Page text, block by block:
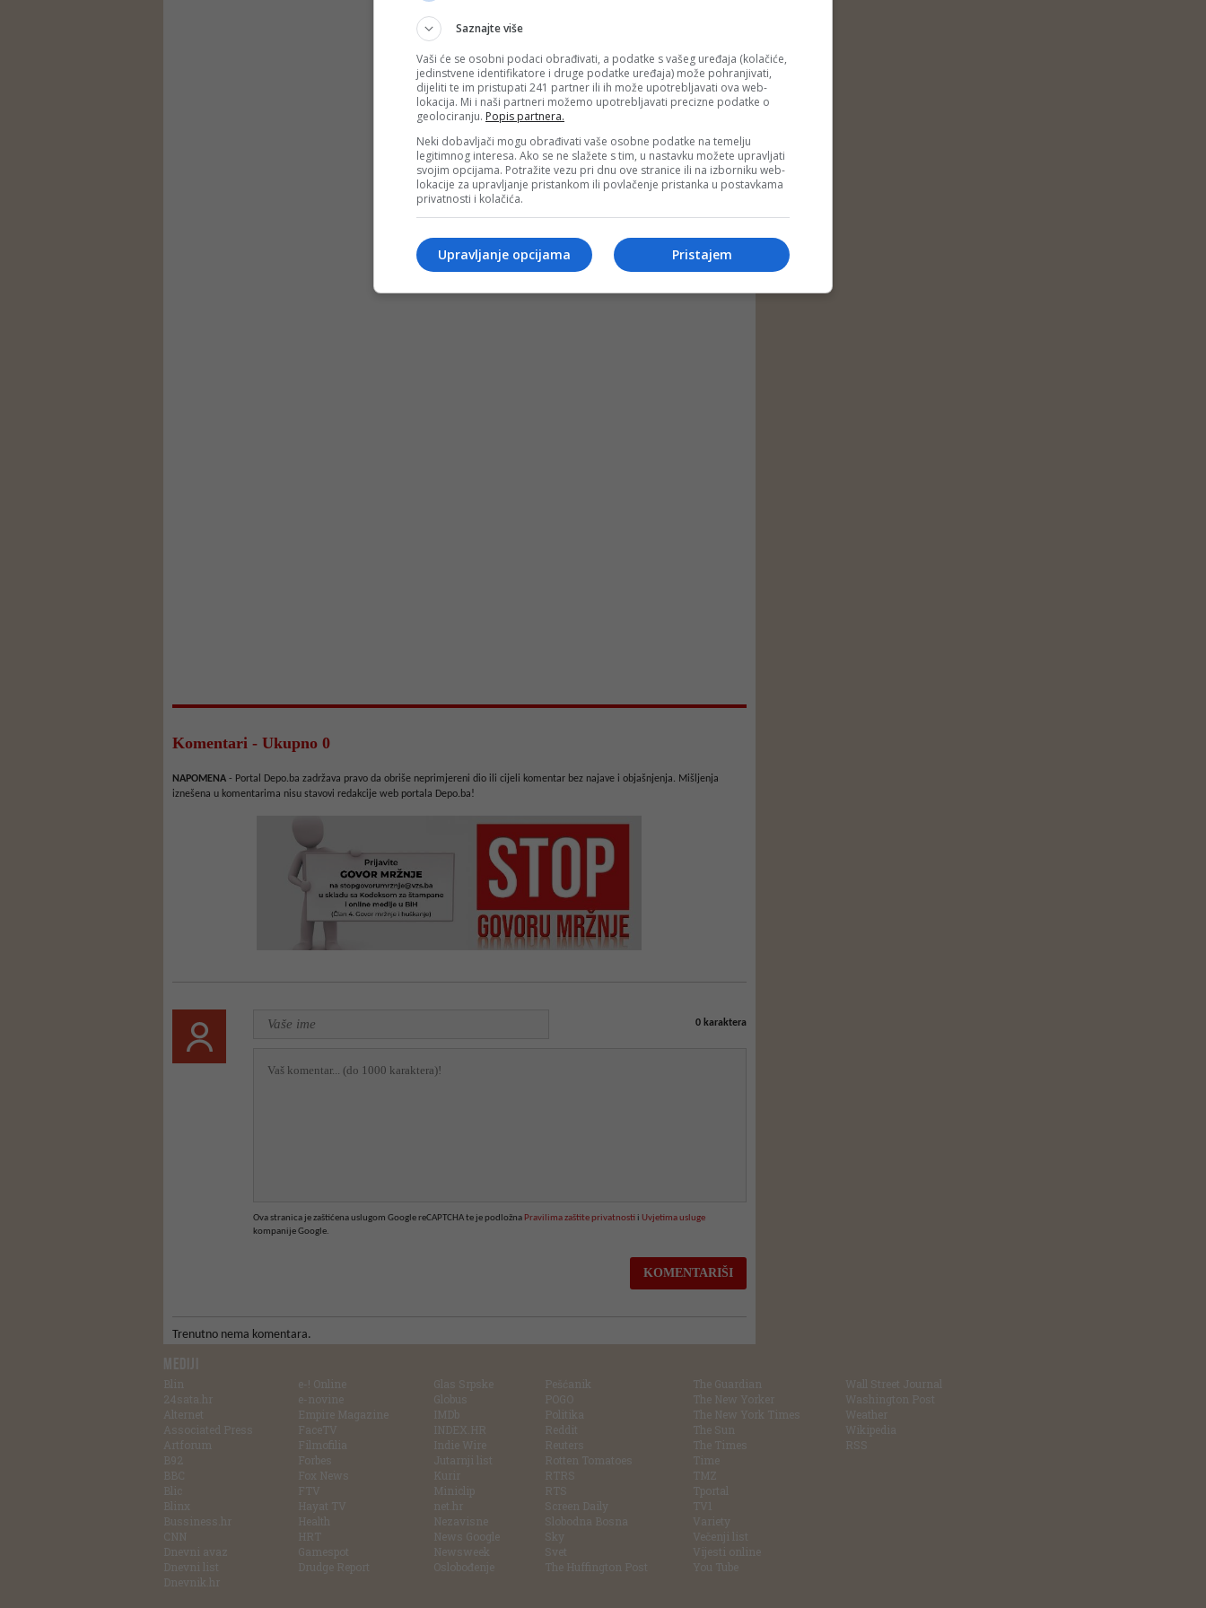
Komentari - Ukupno 0
NAPOMENA - Portal Depo.ba zadržava pravo da obriše neprimjereni dio ili cijeli komentar bez najave i objašnjenja. Mišljenja
iznešena u komentarima nisu stavovi redakcije web portala Depo.ba!
0karaktera
Ova stranica je zaštićena uslugom Google reCAPTCHA te je podložna Pravilima zaštite privatnostii Uvjetima usluge
kompanije Google.
Trenutno nema komentara.
MEDIJI
Blin
24sata.hr
Alternet
Associated Press
Artforum
B92
BBC
Blic
Blinx
Bussiness.hr
CNN
Dnevni avaz
Dnevni list
Dnevnik.hr
e-! Online
e-novine
Empire Magazine
FaceTV
Filmofilia
Forbes
Fox News
FTV
Hayat TV
Health
HRT
Gamespot
Drudge Report
Glas Srpske
Globus
IMDb
INDEX.HR
Indie Wire
Jutarnji list
Kurir
Miniclip
net.hr
Nezavisne
News Google
Newsweek
Oslobođenje
Pešćanik
POGO
Politika
Reddit
Reuters
Rotten Tomatoes
RTRS
RTS
Screen Daily
Slobodna Bosna
Sky
Svet
The Huffington Post
The Guardian
The New Yorker
The New York Times
The Sun
The Times
Time
TMZ
Tportal
TV1
Variety
Večenji list
Vijesti online
You Tube
Wall Street Journal
Washington Post
Weather
Wikipedia
RSS
Saznajte više
Vaši će se osobni podaci obrađivati, a podatke s vašeg uređaja (kolačiće,
jedinstvene identifikatore i druge podatke uređaja) može pohranjivati,
dijeliti te im pristupati 241 partner ili ih može upotrebljavati ova web-
lokacija. Mi i naši partneri možemo upotrebljavati precizne podatke o
geolociranju. Popis partnera.
Neki dobavljači mogu obrađivati vaše osobne podatke na temelju
legitimnog interesa. Ako se ne slažete s tim, u nastavku možete upravljati
svojim opcijama. Potražite vezu pri dnu ove stranice ili na izborniku web-
lokacije za upravljanje pristankom ili povlačenje pristanka u postavkama
privatnosti i kolačića.
Pristajem
Upravljanje opcijama